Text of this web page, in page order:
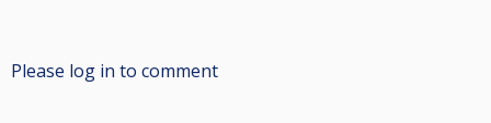
Please log in to comment